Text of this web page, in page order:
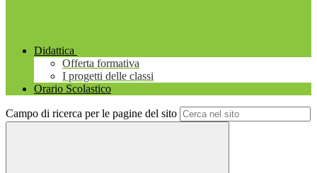
Didattica
Offerta formativa
I progetti delle classi
Orario Scolastico
Campo di ricerca per le pagine del sito